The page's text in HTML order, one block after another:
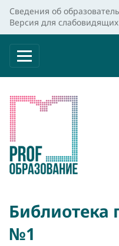
Сведения об
Версия для слабовидящих
Библиотека
№1